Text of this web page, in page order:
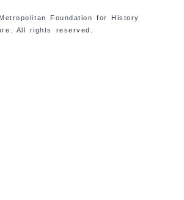
Foundation for History
All rights reserved.